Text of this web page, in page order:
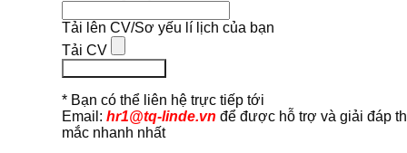
Tải lên CV/Sơ yếu lí lịch của bạn
Tải CV
* Bạn có thể liên hệ trực tiếp tới
Email: hr1@tq-linde.vn để được hỗ trợ và giải đáp
mắc nhanh nhất